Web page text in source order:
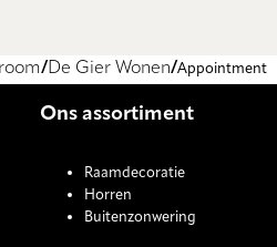
De Gier Wonen Appointment
Ons assortiment
Raamdecoratie
Horren
Buitenzonwering